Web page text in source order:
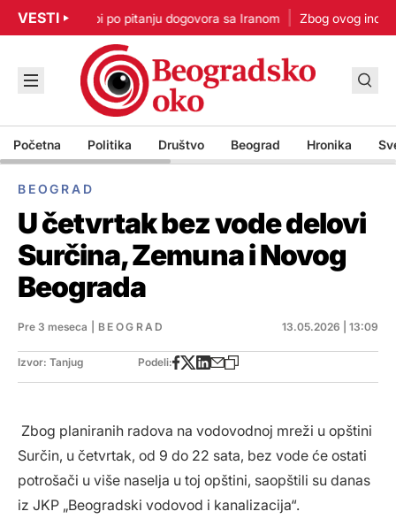
VESTI
Nisam u žurbi po pitanju dogovora sa Iranom Zbog ovog
Početna Politika Društvo Beograd Hronika
BEOGRAD
U četvrtak bez vode delovi
Surčina, Zemuna i Novog
Beograda
Pre 3 meseca BEOGRAD 13.05.2026 | 13:09
Izvor: Tanjug Podeli:
Zbog planiranih radova na vodovodnoj mreži u opštini
Surčin, u četvrtak, od 9 do 22 sata, bez vode će ostati
potrošači u više naselja u toj opštini, saopštili su danas
iz JKP „Beogradski vodovod i kanalizacija“.